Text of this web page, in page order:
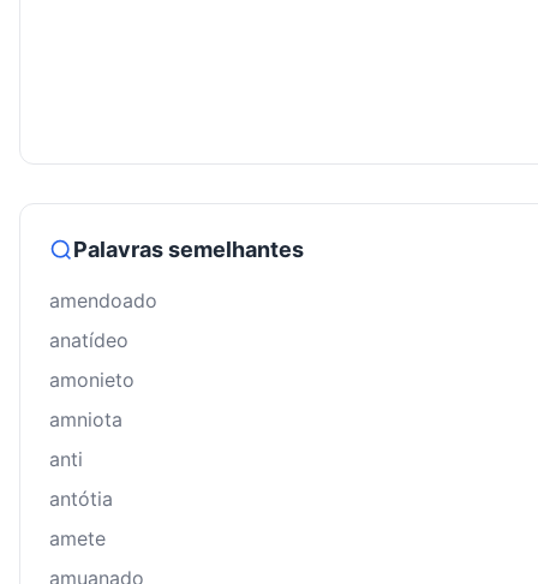
Palavras semelhantes
amendoado
anatídeo
amonieto
amniota
anti
antótia
amete
amuanado